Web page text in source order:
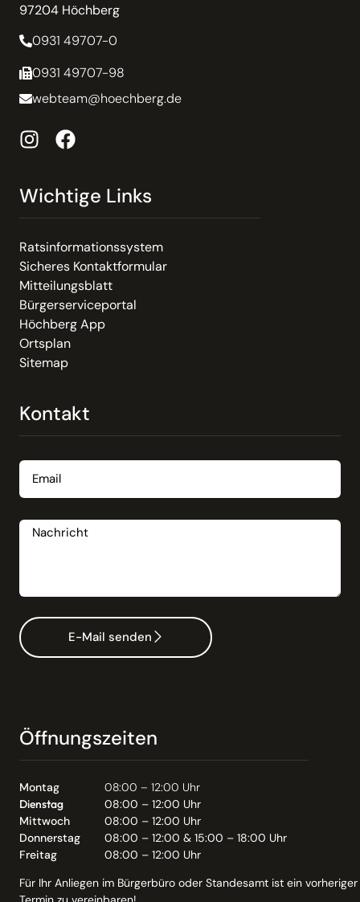
97204 Höchberg
0931 49707-0
0931 49707-98
webteam@hoechberg.de
Wichtige Links
Ratsinformationssystem
Sicheres Kontaktformular
Mitteilungsblatt
Bürgerserviceportal
Höchberg App
Ortsplan
Sitemap
Kontakt
E-Mail senden
Öffnungszeiten
Montag
08:00 – 12:00 Uhr
Dienstag
08:00 – 12:00 Uhr
Mittwoch
08:00 – 12:00 Uhr
Donnerstag
08:00 – 12:00 & 15:00 – 18:00 Uhr
Freitag
08:00 – 12:00 Uhr
Für Ihr Anliegen im Bürgerbüro oder Standesamt ist ein vorheriger